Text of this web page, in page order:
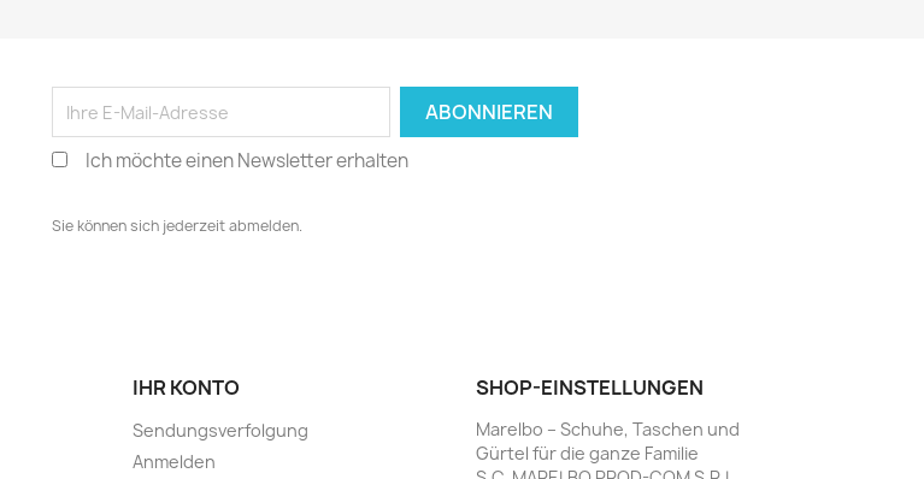
Ich möchte einen Newsletter erhalten
Sie können sich jederzeit abmelden.
IHR KONTO
Sendungsverfolgung
Anmelden
SHOP-EINSTELLUNGEN
Marelbo – Schuhe, Taschen und
Gürtel für die ganze Familie